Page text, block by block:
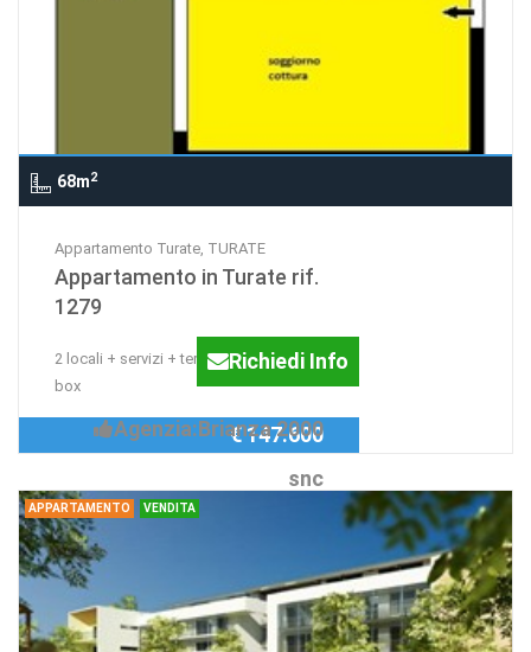
68m2
Appartamento Turate, TURATE
Appartamento in Turate rif.
1279
2 locali + servizi + terrazzo + cantina e
box
Richiedi Info
Agenzia:Brianza 2000
snc
€ 147.600
APPARTAMENTO VENDITA